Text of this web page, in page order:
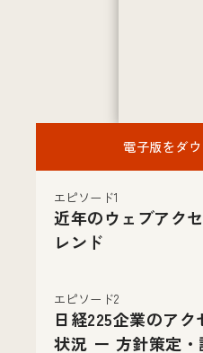
電子版をダ
エピソード1
近年のウェブアク
レンド
エピソード2
日経225企業のア
状況 ー 方針策定